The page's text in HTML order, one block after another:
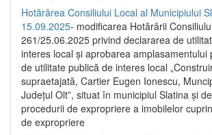
Hotărârea Consiliului Local al Municipiului
15.09.2025- modificarea Hotărârii
261/25.06.2025 privind declararea de
interes local și aprobarea amplasamentului
de utilitate publică de interes local
supraetajată, Cartier Eugen Ionescu,
Județul Olt”, situat în municipiul Slatina și
procedurii de expropriere a imobilelor
de expropriere